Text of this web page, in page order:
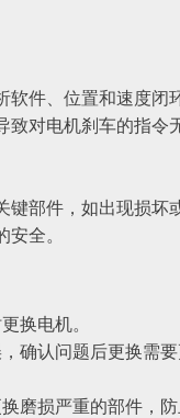
件、位置和速度闭
对电机刹车的指令
部件，如出现损坏
全。
换电机。
确认问题后更换需要
磨损严重的部件，防